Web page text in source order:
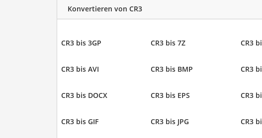
Konvertieren von CR3
CR3 bis 3GP CR3 bis 7Z CR3
CR3 bis AVI CR3 bis BMP CR3
CR3 bis DOCX CR3 bis EPS CR3
CR3 bis GIF CR3 bis JPG CR3